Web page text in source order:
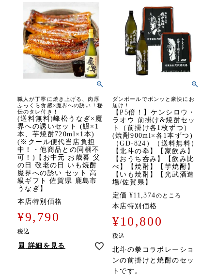
職人が丁寧に焼き上げる、肉厚
ふっくら食感×魔界への誘い！秘
伝のタレ付き！
(送料無料)峰松うなぎ×魔
界への誘いセット (鰻×1
本、芋焼酎720ml×1本)
(※クール便代当店負担
中！・他商品との同梱不
可！)【お中元 お歳暮 父
の日 敬老の日 いも焼酎
魔界への誘い セット 高
級ギフト 佐賀県 鹿島市
うなぎ】
本店特別価格
¥9,790
税込
詳細を見る
ダンボールでボンッと豪快にお
届け！
【P5倍！】ケンシロウ・
ラオウ 前掛け&焼酎セッ
ト（前掛け各1枚ずつ）
(焼酎900ml×各1本ずつ)
（GD-824）（送料無料）
【北斗の拳】【家飲み】
【おうち呑み】【飲み比
べ】【焼酎】【芋焼酎】
【いも焼酎】【光武酒造
場/佐賀県】
定価 ¥11,374のところ
本店特別価格
¥10,800
税込
北斗の拳コラボレーショ
ンの前掛けと焼酎のセッ
トです。